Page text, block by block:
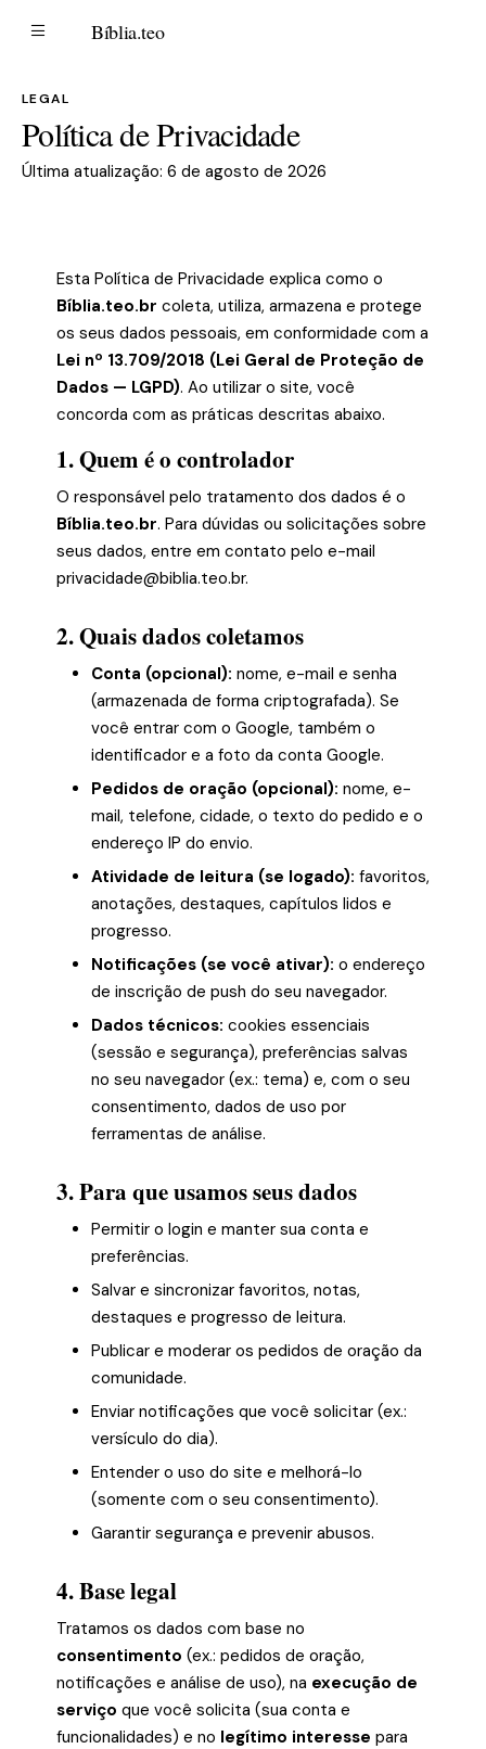
Bíblia.teo
LEGAL
Política de Privacidade
Última atualização: 6 de agosto de 2026
Esta Política de Privacidade explica como o
Bíblia.teo.br coleta, utiliza, armazena e protege
os seus dados pessoais, em conformidade com a
Lei nº 13.709/2018 (Lei Geral de Proteção de
Dados — LGPD). Ao utilizar o site, você
concorda com as práticas descritas abaixo.
1. Quem é o controlador
O responsável pelo tratamento dos dados é o
Bíblia.teo.br. Para dúvidas ou solicitações sobre
seus dados, entre em contato pelo e-mail
privacidade@biblia.teo.br.
2. Quais dados coletamos
Conta (opcional): nome, e-mail e senha
(armazenada de forma criptografada). Se
você entrar com o Google, também o
identificador e a foto da conta Google.
Pedidos de oração (opcional): nome, e-
mail, telefone, cidade, o texto do pedido e o
endereço IP do envio.
Atividade de leitura (se logado): favoritos,
anotações, destaques, capítulos lidos e
progresso.
Notificações (se você ativar): o endereço
de inscrição de push do seu navegador.
Dados técnicos: cookies essenciais
(sessão e segurança), preferências salvas
no seu navegador (ex.: tema) e, com o seu
consentimento, dados de uso por
ferramentas de análise.
3. Para que usamos seus dados
Permitir o login e manter sua conta e
preferências.
Salvar e sincronizar favoritos, notas,
destaques e progresso de leitura.
Publicar e moderar os pedidos de oração da
comunidade.
Enviar notificações que você solicitar (ex.:
versículo do dia).
Entender o uso do site e melhorá-lo
(somente com o seu consentimento).
Garantir segurança e prevenir abusos.
4. Base legal
Tratamos os dados com base no
consentimento (ex.: pedidos de oração,
notificações e análise de uso), na execução de
serviço que você solicita (sua conta e
funcionalidades) e no legítimo interesse para